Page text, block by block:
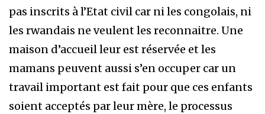
pas inscrits à l’Etat civil car ni les congolais, ni
les rwandais ne veulent les reconnaitre. Une
maison d’accueil leur est réservée et les
mamans peuvent aussi s’en occuper car un
travail important est fait pour que ces enfants
soient acceptés par leur mère, le processus